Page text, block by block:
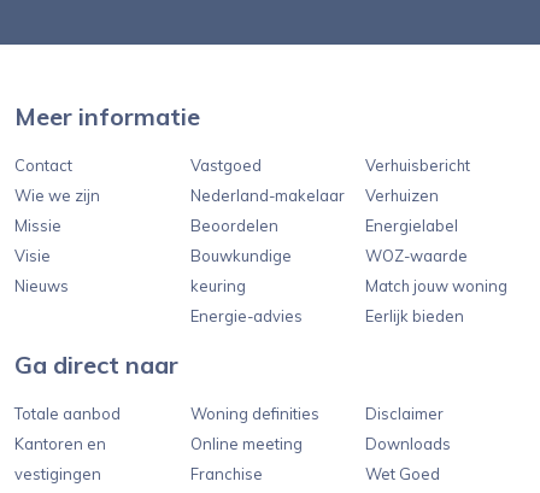
Meer informatie
Contact
Wie we zijn
Missie
Visie
Nieuws
Vastgoed
Nederland-makelaar
Beoordelen
Bouwkundige
keuring
Energie-advies
Verhuisbericht
Verhuizen
Energielabel
WOZ-waarde
Match jouw woning
Eerlijk bieden
Ga direct naar
Totale aanbod
Kantoren en
vestigingen
Woning definities
Online meeting
Franchise
Disclaimer
Downloads
Wet Goed